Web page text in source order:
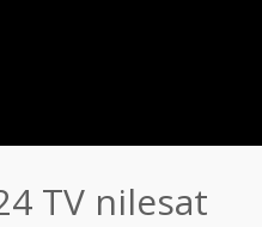
TV nilesat